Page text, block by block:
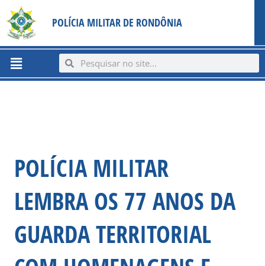
content
para
conteúdo
POLÍCIA MILITAR DE RONDÔNIA
Menu SearchSearch
POLÍCIA MILITAR
LEMBRA OS 77 ANOS DA
GUARDA TERRITORIAL